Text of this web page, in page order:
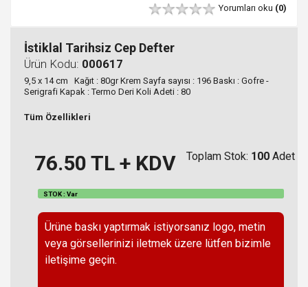
Yorumları oku (0)
İstiklal Tarihsiz Cep Defter
Ürün Kodu: 000617
9,5 x 14 cm Kağıt : 80gr Krem Sayfa sayısı : 196 Baskı : Gofre -
Serigrafi Kapak : Termo Deri Koli Adeti : 80
Tüm Özellikleri
76.50 TL + KDV Toplam Stok: 100 Adet
STOK : Var
Ürüne baskı yaptırmak istiyorsanız logo, metin
veya görsellerinizi iletmek üzere lütfen bizimle
iletişime geçin.